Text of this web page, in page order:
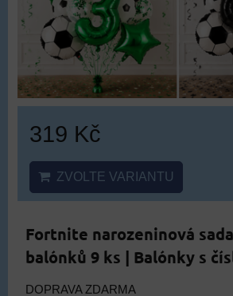
319 Kč
ZVOLTE VARIANTU
Fortnite narozeninová
balónků 9 ks | Balónky s
DOPRAVA ZDARMA